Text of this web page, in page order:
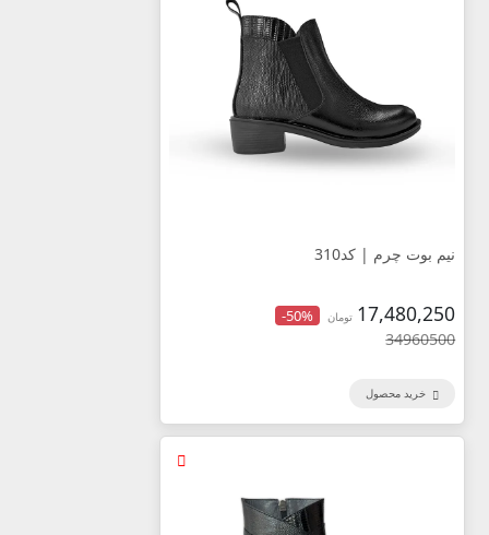
نیم بوت چرم | کد310
17,480,250 تومان -50%
34960500
خرید محصول